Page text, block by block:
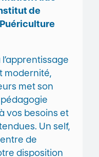
de
modernité,
met son
vos besoins et
Un self,
de
disposition